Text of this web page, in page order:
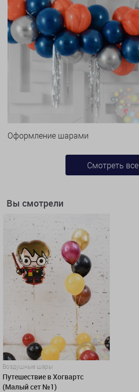
Оформление шарами
Смотреть все
Вы смотрели
Воздушные шары
Путешествие в Хогвартс
(Малый сет №1)